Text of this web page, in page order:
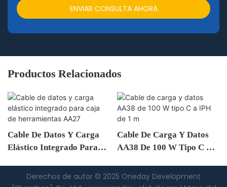
ENVIAR CONSULTA AHORA
Productos Relacionados
Cable De Datos Y Carga
Elástico Integrado Para
AA27
Cable De Carga Y Datos
AA38 De 100 W Tipo C A
Derechos de autor © 2025 Oneday Development